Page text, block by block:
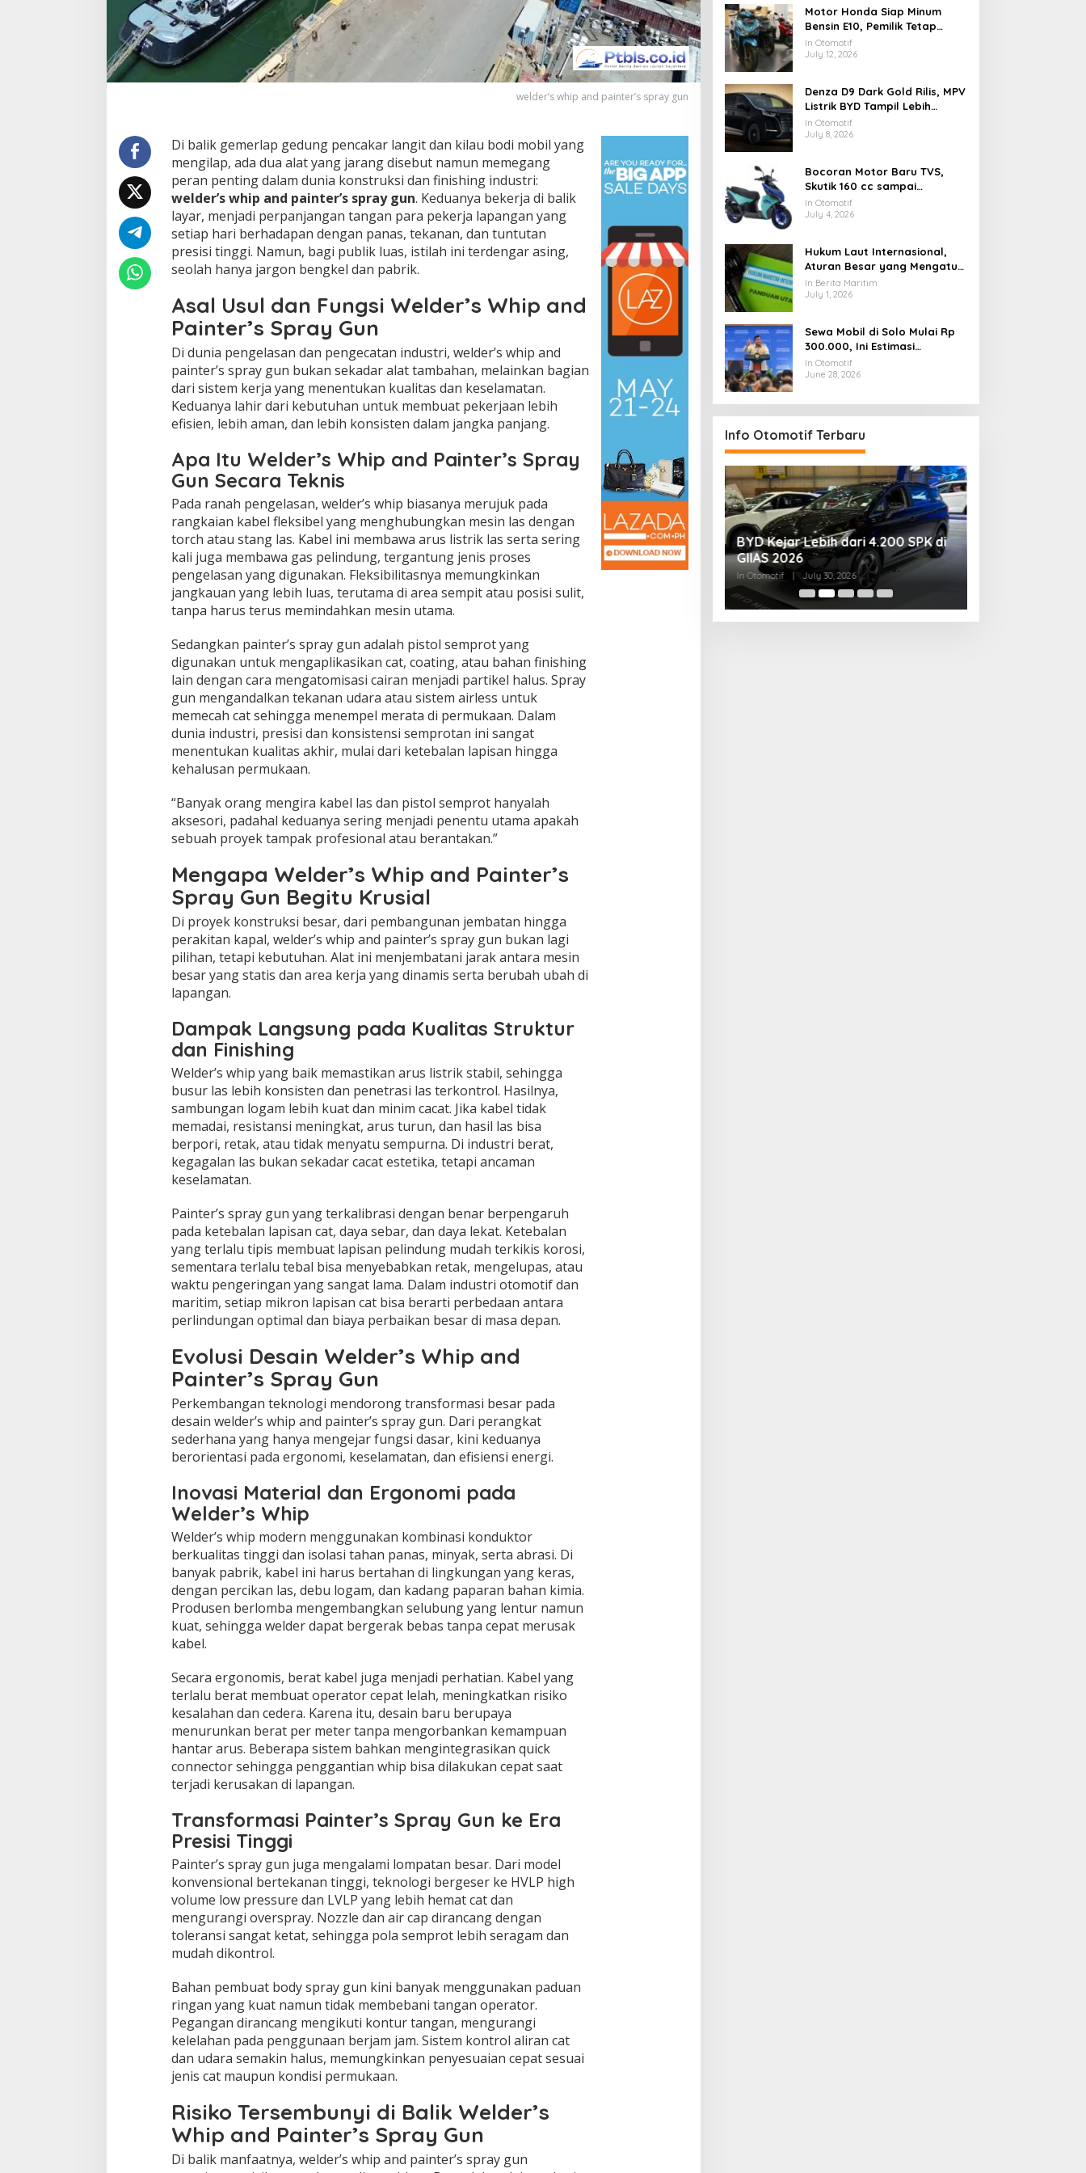
welder’s whip and painter’s spray gun
Di balik gemerlap gedung pencakar langit dan kilau bodi mobil yang
mengilap, ada dua alat yang jarang disebut namun memegang
peran penting dalam dunia konstruksi dan finishing industri:
welder’s whip and painter’s spray gun. Keduanya bekerja di balik
layar, menjadi perpanjangan tangan para pekerja lapangan yang
setiap hari berhadapan dengan panas, tekanan, dan tuntutan
presisi tinggi. Namun, bagi publik luas, istilah ini terdengar asing,
seolah hanya jargon bengkel dan pabrik.
Asal Usul dan Fungsi Welder’s Whip and
Painter’s Spray Gun
Di dunia pengelasan dan pengecatan industri, welder’s whip and
painter’s spray gun bukan sekadar alat tambahan, melainkan bagian
dari sistem kerja yang menentukan kualitas dan keselamatan.
Keduanya lahir dari kebutuhan untuk membuat pekerjaan lebih
efisien, lebih aman, dan lebih konsisten dalam jangka panjang.
Apa Itu Welder’s Whip and Painter’s Spray
Gun Secara Teknis
Pada ranah pengelasan, welder’s whip biasanya merujuk pada
rangkaian kabel fleksibel yang menghubungkan mesin las dengan
torch atau stang las. Kabel ini membawa arus listrik las serta sering
kali juga membawa gas pelindung, tergantung jenis proses
pengelasan yang digunakan. Fleksibilitasnya memungkinkan
jangkauan yang lebih luas, terutama di area sempit atau posisi sulit,
tanpa harus terus memindahkan mesin utama.
Sedangkan painter’s spray gun adalah pistol semprot yang
digunakan untuk mengaplikasikan cat, coating, atau bahan finishing
lain dengan cara mengatomisasi cairan menjadi partikel halus. Spray
gun mengandalkan tekanan udara atau sistem airless untuk
memecah cat sehingga menempel merata di permukaan. Dalam
dunia industri, presisi dan konsistensi semprotan ini sangat
menentukan kualitas akhir, mulai dari ketebalan lapisan hingga
kehalusan permukaan.
“Banyak orang mengira kabel las dan pistol semprot hanyalah
aksesori, padahal keduanya sering menjadi penentu utama apakah
sebuah proyek tampak profesional atau berantakan.”
Mengapa Welder’s Whip and Painter’s
Spray Gun Begitu Krusial
Di proyek konstruksi besar, dari pembangunan jembatan hingga
perakitan kapal, welder’s whip and painter’s spray gun bukan lagi
pilihan, tetapi kebutuhan. Alat ini menjembatani jarak antara mesin
besar yang statis dan area kerja yang dinamis serta berubah ubah di
lapangan.
Dampak Langsung pada Kualitas Struktur
dan Finishing
Welder’s whip yang baik memastikan arus listrik stabil, sehingga
busur las lebih konsisten dan penetrasi las terkontrol. Hasilnya,
sambungan logam lebih kuat dan minim cacat. Jika kabel tidak
memadai, resistansi meningkat, arus turun, dan hasil las bisa
berpori, retak, atau tidak menyatu sempurna. Di industri berat,
kegagalan las bukan sekadar cacat estetika, tetapi ancaman
keselamatan.
Painter’s spray gun yang terkalibrasi dengan benar berpengaruh
pada ketebalan lapisan cat, daya sebar, dan daya lekat. Ketebalan
yang terlalu tipis membuat lapisan pelindung mudah terkikis korosi,
sementara terlalu tebal bisa menyebabkan retak, mengelupas, atau
waktu pengeringan yang sangat lama. Dalam industri otomotif dan
maritim, setiap mikron lapisan cat bisa berarti perbedaan antara
perlindungan optimal dan biaya perbaikan besar di masa depan.
Evolusi Desain Welder’s Whip and
Painter’s Spray Gun
Perkembangan teknologi mendorong transformasi besar pada
desain welder’s whip and painter’s spray gun. Dari perangkat
sederhana yang hanya mengejar fungsi dasar, kini keduanya
berorientasi pada ergonomi, keselamatan, dan efisiensi energi.
Inovasi Material dan Ergonomi pada
Welder’s Whip
Welder’s whip modern menggunakan kombinasi konduktor
berkualitas tinggi dan isolasi tahan panas, minyak, serta abrasi. Di
banyak pabrik, kabel ini harus bertahan di lingkungan yang keras,
dengan percikan las, debu logam, dan kadang paparan bahan kimia.
Produsen berlomba mengembangkan selubung yang lentur namun
kuat, sehingga welder dapat bergerak bebas tanpa cepat merusak
kabel.
Secara ergonomis, berat kabel juga menjadi perhatian. Kabel yang
terlalu berat membuat operator cepat lelah, meningkatkan risiko
kesalahan dan cedera. Karena itu, desain baru berupaya
menurunkan berat per meter tanpa mengorbankan kemampuan
hantar arus. Beberapa sistem bahkan mengintegrasikan quick
connector sehingga penggantian whip bisa dilakukan cepat saat
terjadi kerusakan di lapangan.
Transformasi Painter’s Spray Gun ke Era
Presisi Tinggi
Painter’s spray gun juga mengalami lompatan besar. Dari model
konvensional bertekanan tinggi, teknologi bergeser ke HVLP high
volume low pressure dan LVLP yang lebih hemat cat dan
mengurangi overspray. Nozzle dan air cap dirancang dengan
toleransi sangat ketat, sehingga pola semprot lebih seragam dan
mudah dikontrol.
Bahan pembuat body spray gun kini banyak menggunakan paduan
ringan yang kuat namun tidak membebani tangan operator.
Pegangan dirancang mengikuti kontur tangan, mengurangi
kelelahan pada penggunaan berjam jam. Sistem kontrol aliran cat
dan udara semakin halus, memungkinkan penyesuaian cepat sesuai
jenis cat maupun kondisi permukaan.
Risiko Tersembunyi di Balik Welder’s
Whip and Painter’s Spray Gun
Di balik manfaatnya, welder’s whip and painter’s spray gun
Motor Honda Siap Minum
Bensin E10, Pemilik Tetap
Wajib Cek Buku Manual
In Otomotif
July 12, 2026
Denza D9 Dark Gold Rilis, MPV
Listrik BYD Tampil Lebih
Elegan
In Otomotif
July 8, 2026
Bocoran Motor Baru TVS,
Skutik 160 cc sampai
Adventure Masuk Radar
In Otomotif
July 4, 2026
Hukum Laut Internasional,
Aturan Besar yang Mengatur
Samudra di Dunia
In Berita Maritim
July 1, 2026
Sewa Mobil di Solo Mulai Rp
300.000, Ini Estimasi
Biayanya
In Otomotif
June 28, 2026
Info Otomotif Terbaru
Klaim Asuransi Mobil Terbakar Bisa
Ditolak, Ini Penyebab Utamanya
In Otomotif
BYD Kejar Lebih dari 4.200 SPK di
GIIAS 2026
In Otomotif July 30, 2026